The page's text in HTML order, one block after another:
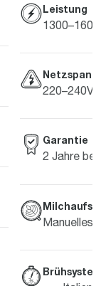
Leistung
Garantie
2 Jahre